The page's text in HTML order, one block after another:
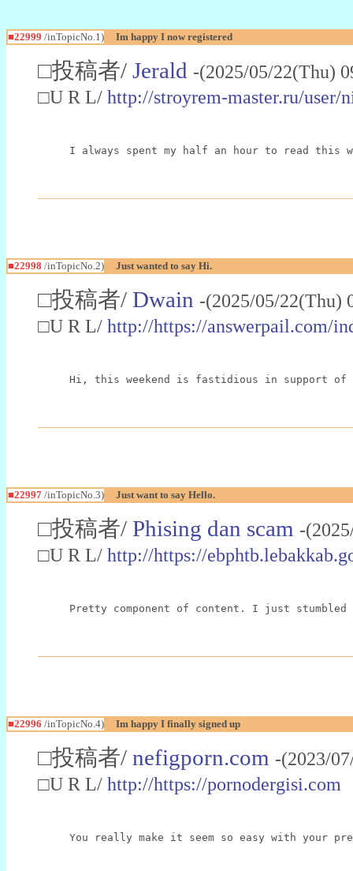
■22999 /inTopicNo.1) Im happy I now registered
□投稿者/ Jerald -(2025/05/22(Thu)
□U R L/ http://stroyrem-master.ru/user/
I always spent my half an hour to read
■22998 /inTopicNo.2) Just wanted to say Hi.
□投稿者/ Dwain -(2025/05/
□U R L/ http://https://answerpail.com/
Hi, this weekend is fastidious in support of
■22997 /inTopicNo.3) Just want to say Hello.
□投稿者/ Phising dan scam -
□U R L/ http://https://
Pretty component of content. I just
■22996 /inTopicNo.4) Im happy I finally signed up
□投稿者/ nefigporn.com -(2023/
□U R L/ http://https://pornodergisi.com
You really make it seem so easy with your